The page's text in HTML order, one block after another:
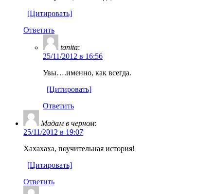
[Цитировать]
Ответить
tanita:
25/11/2012 в 16:56
Увы….именно, как всегда.
[Цитировать]
Ответить
Мадам в черном:
25/11/2012 в 19:07
Хахахаха, поучительная история!
[Цитировать]
Ответить